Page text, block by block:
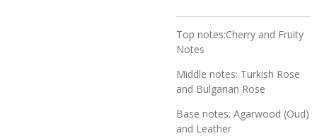
Top notes:Cherry and Fruity
Notes
Middle notes: Turkish Rose
and Bulgarian Rose
Base notes: Agarwood (Oud)
and Leather